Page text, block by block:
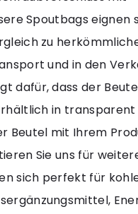
Spoutbags eignen
zu
und in den
dafür, dass der
in transparent
Beutel mit Ihrem
Sie uns für
sich perfekt für